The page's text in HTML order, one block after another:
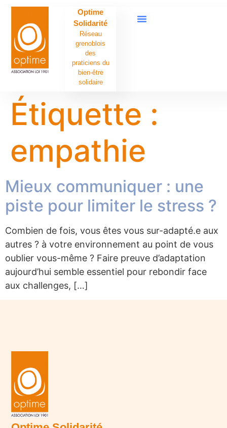
Optime
Solidarité
Réseau
grenoblois
des
praticiens du
bien-être
solidaire
Étiquette :
empathie
Mieux communiquer : une
piste pour limiter le stress ?
Combien de fois, vous êtes vous sur-adapté.e aux
autres ? à votre environnement au point de vous
oublier vous-même ? Faire preuve d’adaptation
aujourd’hui semble essentiel pour rebondir face
aux challenges, […]